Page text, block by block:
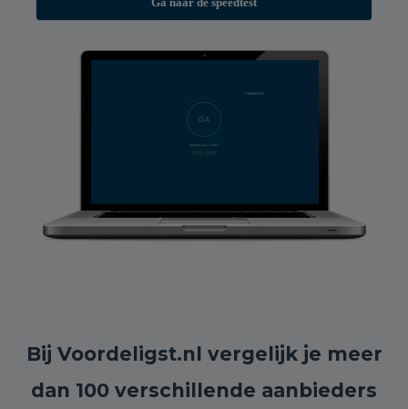
Bij Voordeligst.nl vergelijk je meer
dan 100 verschillende aanbieders